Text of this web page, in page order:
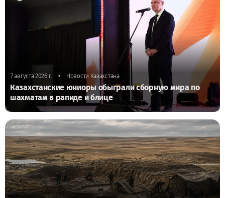
7 августа 2026 г. • Новости Казахстана
Казахстанские юниоры обыграли сборную мира по
шахматам в рапиде и блице